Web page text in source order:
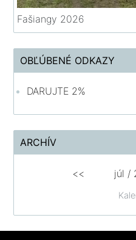
Fašiangy 2026
OBĽÚBENÉ ODKAZY
DARUJTE 2%
ARCHÍV
<< júl /